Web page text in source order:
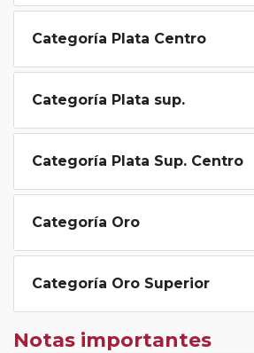
Categoría Plata Centro
Categoría Plata sup.
Categoría Plata Sup. Centro
Categoría Oro
Categoría Oro Superior
Notas importantes